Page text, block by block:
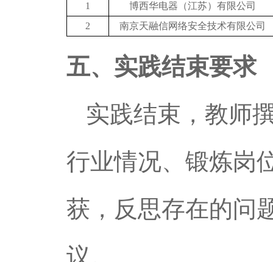
1
博西华电器（江苏）有限公司
2
南京天融信网络安全技术有限公司
五、实践结束要求
实践结束，教师
行业情况、锻炼岗
获，反思存在的问
议